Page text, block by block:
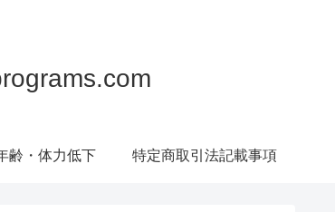
齢・体力低下 特定商取引法記載事項